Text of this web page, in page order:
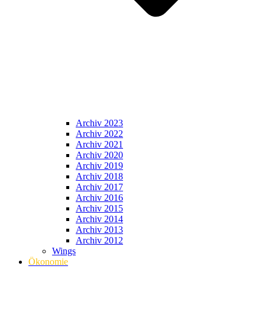
Archiv 2023
Archiv 2022
Archiv 2021
Archiv 2020
Archiv 2019
Archiv 2018
Archiv 2017
Archiv 2016
Archiv 2015
Archiv 2014
Archiv 2013
Archiv 2012
Wings
Ökonomie